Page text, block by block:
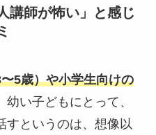
講師が怖い」と感じ
5歳）や小学生向けの
い子どもにとって、
すというのは、想像以